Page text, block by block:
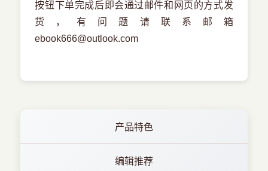
按钮下单完成后即会通过邮件和网页的方式发
货，有问题请联系邮箱
ebook666@outlook.com
产品特色
编辑推荐